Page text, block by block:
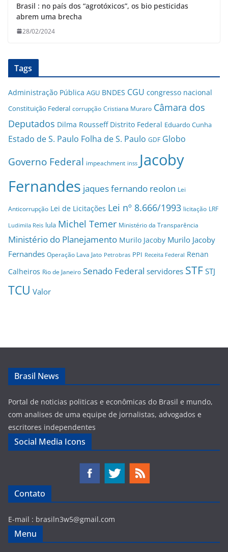
Brasil : no país dos “agrotóxicos”, os bio pesticidas
abrem uma brecha
28/02/2024
Tags
Administração Pública AGU BNDES CGU congresso nacional
Constituição Federal corrupção Cristiana Muraro Câmara dos
Deputados Dilma Rousseff Distrito Federal Eduardo Cunha
Estado de S. Paulo Folha de S. Paulo GDF Globo
Governo Federal impeachment inss Jacoby
Fernandes jaques fernando reolon Lei
Anticorrupção Lei de Licitações Lei nº 8.666/1993 licitação LRF
Ludimila Reis lula Michel Temer Ministério da Transparência
Ministério do Planejamento Murilo Jacoby Murilo Jacoby
Fernandes Operação Lava Jato Petrobras PPI Receita Federal Renan
Calheiros Rio de Janeiro Senado Federal servidores STF STJ
TCU Valor
Brasil News
Portal de noticias politicas e econômicas do Brasil e mundo,
com analises de uma equipe de jornalistas, advogados e
escritores independentes
Social Media Icons
Contato
E-mail : brasiln3w5@gmail.com
Menu